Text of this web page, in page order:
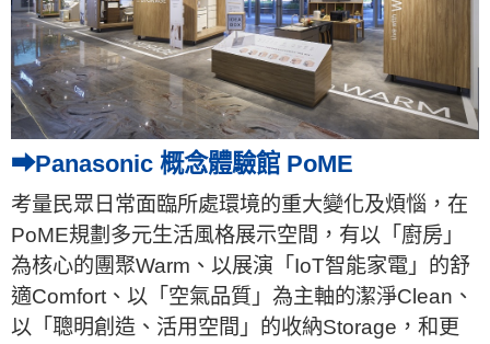
➡Panasonic 概念體驗館 PoME
考量民眾日常面臨所處環境的重大變化及煩惱，在
PoME規劃多元生活風格展示空間，有以「廚房」
為核心的團聚Warm、以展演「IoT智能家電」的舒
適Comfort、以「空氣品質」為主軸的潔淨Clean、
以「聰明創造、活用空間」的收納Storage，和更